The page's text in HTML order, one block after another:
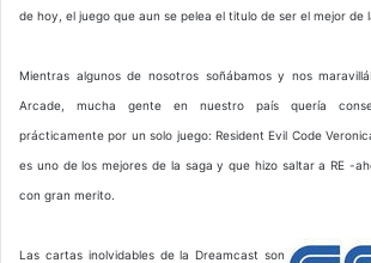
de hoy, el juego que aun se pelea el titulo de ser el mejor de
Mientras algunos de nosotros soñábamos y nos
Arcade, mucha gente en nuestro país quería
prácticamente por un solo juego: Resident Evil Code
es uno de los mejores de la saga y que hizo saltar a RE -
con gran merito.
Las cartas inolvidables de la Dreamcast son